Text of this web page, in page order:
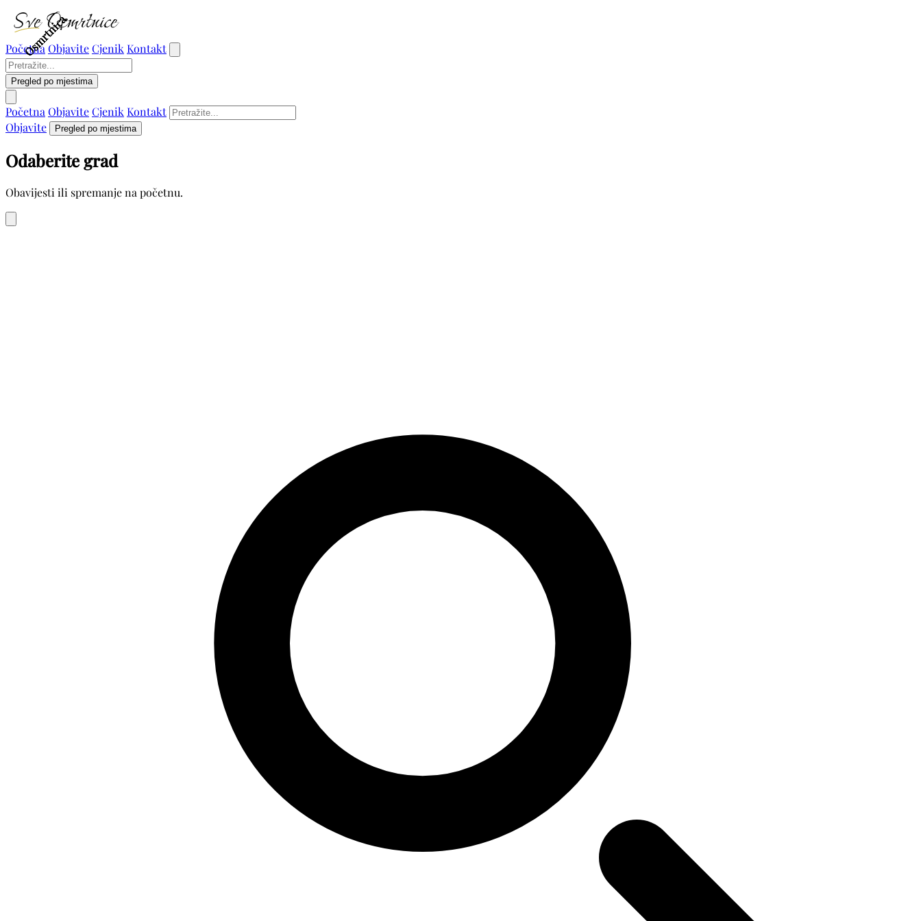
Početna ObjaviteCjenik Kontakt
Pregled po mjestima
Početna ObjaviteCjenik Kontakt
Objavite
Pregled po mjestima
Odaberite grad
Obavijesti ili spremanje na početnu.
Osmrtnica
Osmrtnica
Osmrtnica
Osmrtnica
Osmrtnica